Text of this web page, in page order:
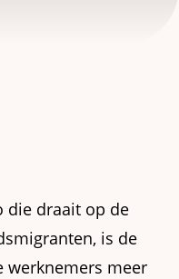
die draait op de
is de
werknemers meer